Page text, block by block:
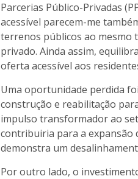
Parcerias Público-Privadas
acessível parecem-me
terrenos públicos ao mesmo
privado. Ainda assim,
oferta acessível aos
Uma oportunidade perdida
construção e reabilitação
impulso transformador ao
contribuiria para a expansão
demonstra um
Por outro lado, o